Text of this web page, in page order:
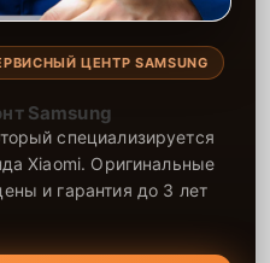
ЦЕНТР SAMSUNG
Samsung
специализируется
Xiaomi. Оригинальные
и гарантия до 3 лет